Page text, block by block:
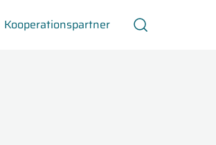
Kooperationspartner